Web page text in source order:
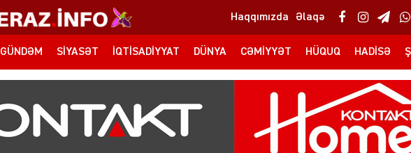
Haqqımızda Əlaqə
GÜNDƏM SIYASƏT İQTISADIYYAT DÜNYA CƏMIYYƏT HÜQUQ HADISƏ